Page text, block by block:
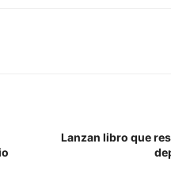
Lanzan libro que